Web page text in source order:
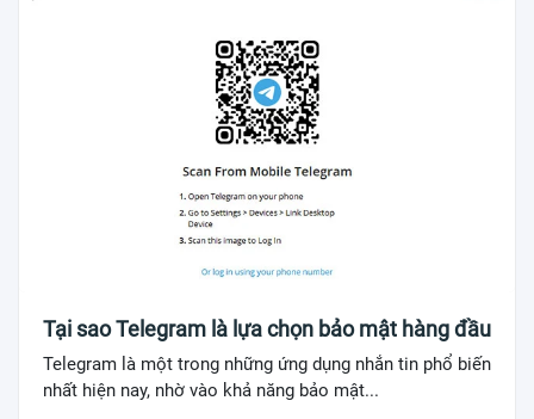
Tại sao Telegram là lựa chọn bảo mật hàng đầu
Telegram là một trong những ứng dụng nhắn tin phổ biến
nhất hiện nay, nhờ vào khả năng bảo mật...